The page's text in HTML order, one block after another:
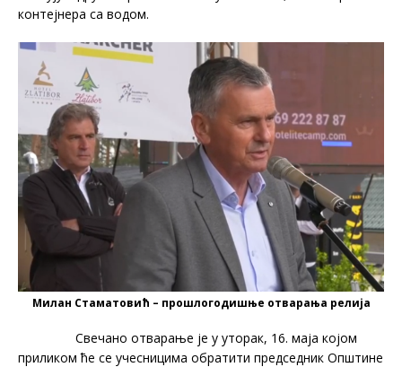
контејнера са водом.
Милан Стаматовић – прошлогодишње отварања релија
Свечано отварање је у уторак, 16. маја којом
приликом ће се учесницима обратити председник Општине